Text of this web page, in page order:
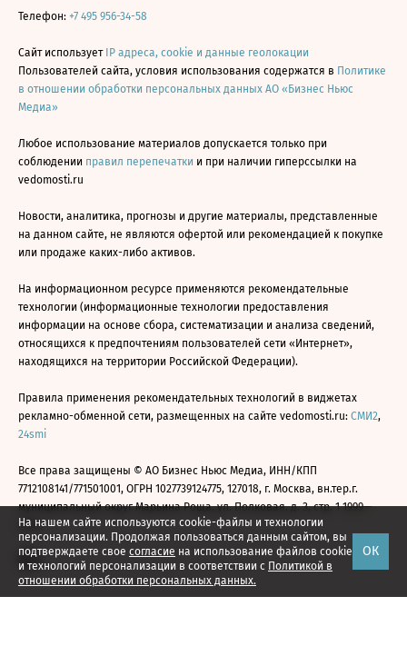
На нашем сайте используются cookie-файлы и технологии
персонализации. Продолжая пользоваться данным сайтом, вы
подтверждаете свое согласие на использование файлов cookie
и технологий персонализации в соответствии с Политикой в
отношении обработки персональных данных.
ОК
Телефон: +7 495 956-34-58
Сайт использует IP адреса, cookie и данные геолокации
Пользователей сайта, условия использования содержатся в Политике
в отношении обработки персональных данных АО «Бизнес Ньюс
Медиа»
Любое использование материалов допускается только при
соблюдении правил перепечатки и при наличии гиперссылки на
vedomosti.ru
Новости, аналитика, прогнозы и другие материалы, представленные
на данном сайте, не являются офертой или рекомендацией к покупке
или продаже каких-либо активов.
На информационном ресурсе применяются рекомендательные
технологии (информационные технологии предоставления
информации на основе сбора, систематизации и анализа сведений,
относящихся к предпочтениям пользователей сети «Интернет»,
находящихся на территории Российской Федерации).
Правила применения рекомендательных технологий в виджетах
рекламно-обменной сети, размещенных на сайте vedomosti.ru: СМИ2,
24smi
Все права защищены © АО Бизнес Ньюс Медиа, ИНН/КПП
7712108141/771501001, ОГРН 1027739124775, 127018, г. Москва, вн.тер.г.
муниципальный округ Марьина Роща, ул. Полковая, д. 3, стр. 1 1999—
2026